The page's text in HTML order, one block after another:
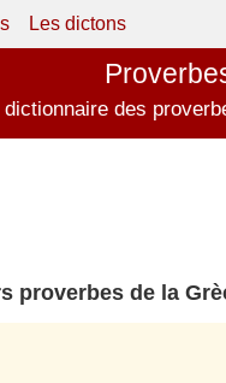
Les dictons
dictionnaire des
proverbes de la